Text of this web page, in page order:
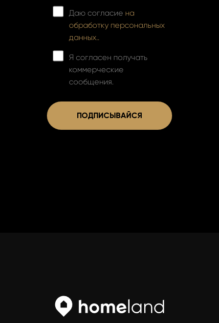
Даю согласие на
обработку персональных
данных..
Я согласен получать
коммерческие
сообщения.
ПОДПИСЫВАЙСЯ